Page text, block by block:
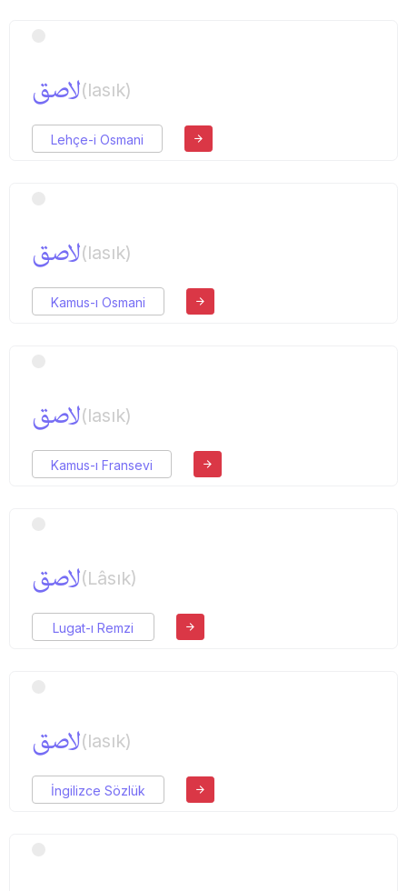
لاصق(lasık)
Lehçe-i Osmani
لاصق(lasık)
Kamus-ı Osmani
لاصق(lasık)
Kamus-ı Fransevi
لاصق(Lâsık)
Lugat-ı Remzi
لاصق(lasık)
İngilizce Sözlük